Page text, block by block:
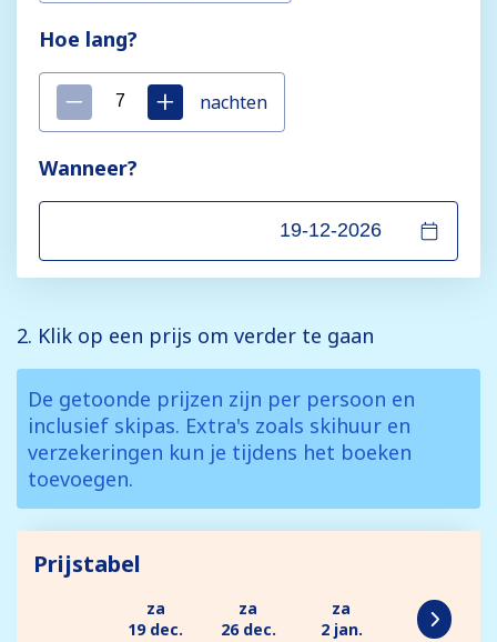
Hoe lang?
nachten
Wanneer?
2. Klik op een prijs om verder te gaan
De getoonde prijzen zijn per persoon en
inclusief skipas. Extra's zoals skihuur en
verzekeringen kun je tijdens het boeken
toevoegen.
Prijstabel
za
19 dec.
za
26 dec.
za
2 jan.